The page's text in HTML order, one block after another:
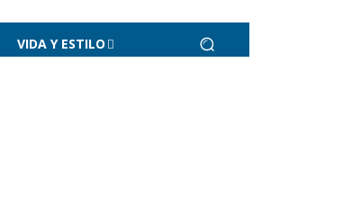
VIDA Y ESTILO